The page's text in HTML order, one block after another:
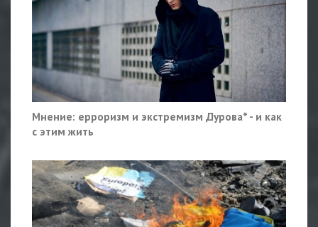
Мнение: ерроризм и экстремизм Дурова* - и как
с этим жить